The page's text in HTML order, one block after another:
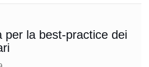
per la best-practice dei